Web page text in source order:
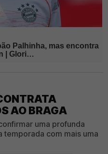
AO BRAGA
uma profunda
temporada com mais uma